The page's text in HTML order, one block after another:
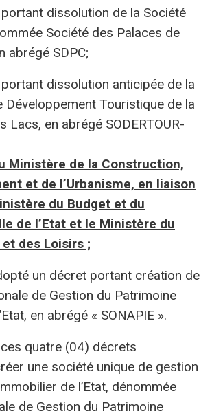
dissolution de la Société
Société des Palaces de
abrégé SDPC;
dissolution anticipée de la
Développement Touristique de la
Lacs, en abrégé SODERTOUR-
Ministère de la Construction,
et de l’Urbanisme, en liaison
du Budget et du
de l’Etat et le Ministère du
des Loisirs ;
un décret portant création de
de Gestion du Patrimoine
en abrégé « SONAPIE ».
ces quatre (04) décrets
une société unique de gestion
de l’Etat, dénommée
de Gestion du Patrimoine